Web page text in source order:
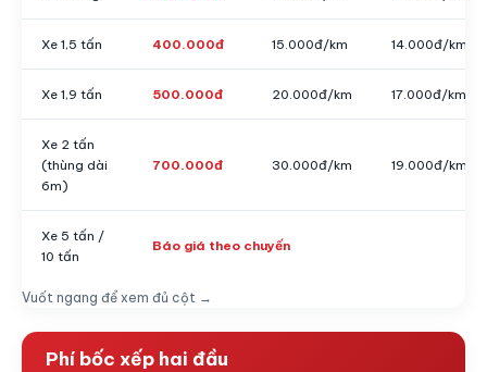
Xe 1,5 tấn 400.000đ 15.000đ/km 14.000đ/km
Xe 1,9 tấn 500.000đ 20.000đ/km 17.000đ/km
Xe 2 tấn
(thùng dài
6m)
700.000đ 30.000đ/km 19.000đ/km
Xe 5 tấn /
10 tấn
Báo giá theo chuyến
Vuốt ngang để xem đủ cột →
Phí bốc xếp hai đầu